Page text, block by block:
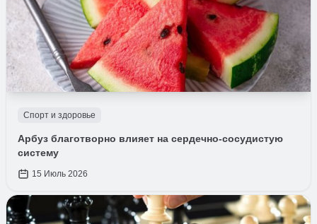
Спорт и здоровье
Арбуз благотворно влияет на сердечно-сосудистую
систему
15 Июль 2026